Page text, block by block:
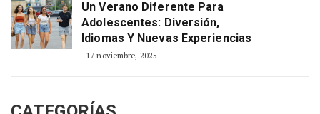
Un Verano Diferente Para
Adolescentes: Diversión,
Idiomas Y Nuevas Experiencias
17 noviembre, 2025